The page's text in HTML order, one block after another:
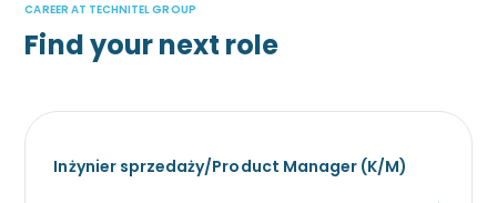
CAREER AT TECHNITEL GROUP
Find your next role
Inżynier sprzedaży/Product Manager (K/M)